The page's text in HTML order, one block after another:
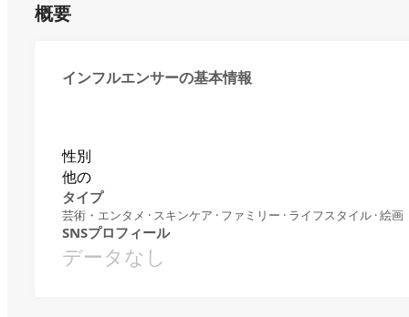
概要
インフルエンサーの基本情報
性別
他の
タイプ
芸術・エンタメ · スキンケア · ファミリー · ライフスタイル · 絵画
SNSプロフィール
データなし